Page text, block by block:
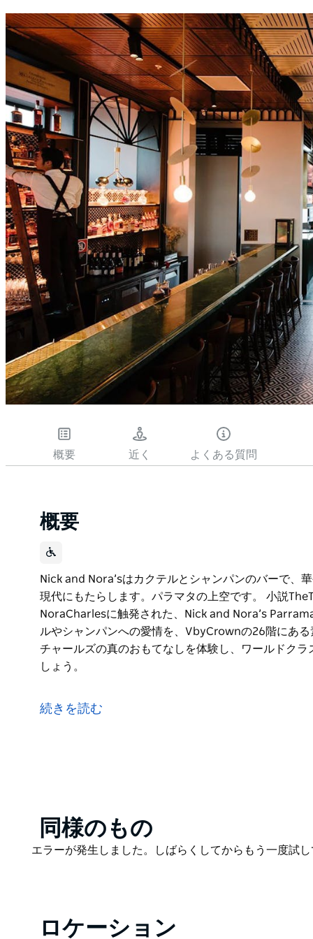
概要 近く よくある質問
概要
Nick and Nora’sはカクテルとシャンパンのバーで、
現代にもたらします。パラマタの上空です。 小説
NoraCharlesに触発された、Nick and Nora’s
ルやシャンパンへの愛情を、VbyCrownの26階にあ
チャールズの真のおもてなしを体験し、ワールドク
しょう。
現代にもたらします。パラマタの上空です。
続きを読む
Product
List
同様のもの
Product
エラーが発生しました。しばらくしてからもう一度試
ロケーション